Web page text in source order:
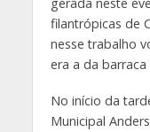
filantrópicas de
nesse trabalho
era a da
No início da
Municipal